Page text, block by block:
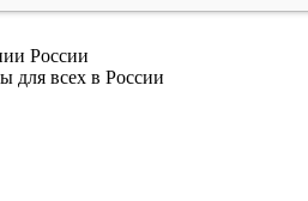
России
для всех в России